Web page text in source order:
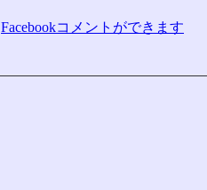
Facebookコメントができます